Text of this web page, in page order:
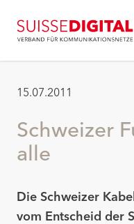
15.07.2011
Schweizer
alle
Die Schweizer
vom Entscheid der